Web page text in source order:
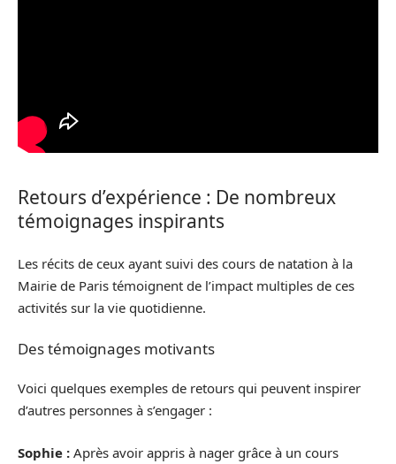
Retours d’expérience : De nombreux
témoignages inspirants
Les récits de ceux ayant suivi des cours de natation à la
Mairie de Paris témoignent de l’impact multiples de ces
activités sur la vie quotidienne.
Des témoignages motivants
Voici quelques exemples de retours qui peuvent inspirer
d’autres personnes à s’engager :
Sophie : Après avoir appris à nager grâce à un cours